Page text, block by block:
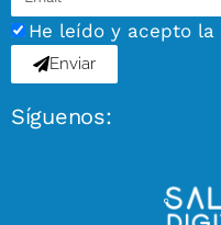
He leído y acepto la
Enviar
Síguenos: